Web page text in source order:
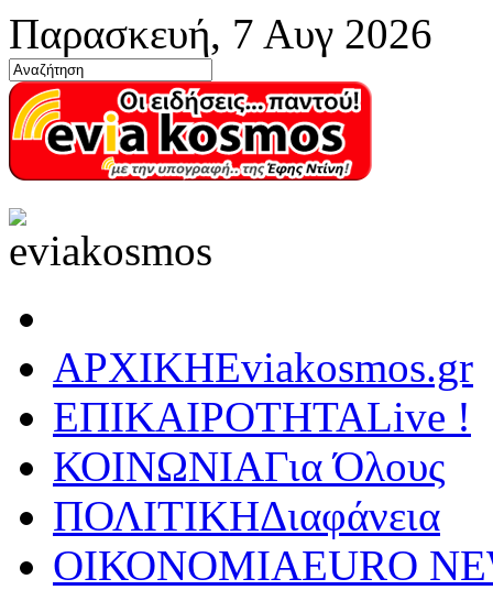
Παρασκευή, 7 Αυγ 2026
ΑΡΧΙΚΗEviakosmos.gr
ΕΠΙΚΑΙΡΟΤΗΤΑLive !
ΚΟΙΝΩΝΙΑΓια Όλους
ΠΟΛΙΤΙΚΗΔιαφάνεια
ΟΙΚΟΝΟΜΙΑEURO